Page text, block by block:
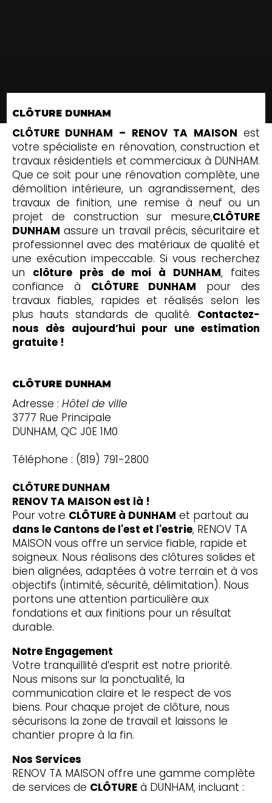
CLÔTURE DUNHAM
CLÔTURE DUNHAM – RENOV TA MAISON est
votre spécialiste en rénovation, construction et
travaux résidentiels et commerciaux à DUNHAM.
Que ce soit pour une rénovation complète, une
démolition intérieure, un agrandissement, des
travaux de finition, une remise à neuf ou un
projet de construction sur mesure,CLÔTURE
DUNHAM assure un travail précis, sécuritaire et
professionnel avec des matériaux de qualité et
une exécution impeccable. Si vous recherchez
un clôture près de moi à DUNHAM, faites
confiance à CLÔTURE DUNHAM pour des
travaux fiables, rapides et réalisés selon les
plus hauts standards de qualité. Contactez-
nous dès aujourd’hui pour une estimation
gratuite !
CLÔTURE DUNHAM
Adresse : Hôtel de ville
3777 Rue Principale
DUNHAM, QC J0E 1M0
Téléphone : (819) 791-2800
CLÔTURE DUNHAM
RENOV TA MAISON est là !
Pour votre CLÔTURE à DUNHAM et partout au
dans le Cantons de l'est et l'estrie, RENOV TA
MAISON vous offre un service fiable, rapide et
soigneux. Nous réalisons des clôtures solides et
bien alignées, adaptées à votre terrain et à vos
objectifs (intimité, sécurité, délimitation). Nous
portons une attention particulière aux
fondations et aux finitions pour un résultat
durable.
Notre Engagement
Votre tranquillité d’esprit est notre priorité.
Nous misons sur la ponctualité, la
communication claire et le respect de vos
biens. Pour chaque projet de clôture, nous
sécurisons la zone de travail et laissons le
chantier propre à la fin.
Nos Services
RENOV TA MAISON offre une gamme complète
de services de CLÔTUREà DUNHAM, incluant :